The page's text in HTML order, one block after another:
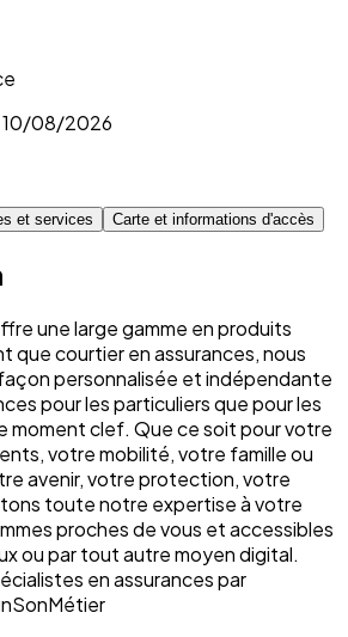
10/08/2026
et services Carte et informations d'accès
une large gamme en produits
que courtier en assurances, nous
personnalisée et indépendante
pour les particuliers que pour les
moment clef. Que ce soit pour votre
votre mobilité, votre famille ou
avenir, votre protection, votre
toute notre expertise à votre
proches de vous et accessibles
ou par tout autre moyen digital.
en assurances par